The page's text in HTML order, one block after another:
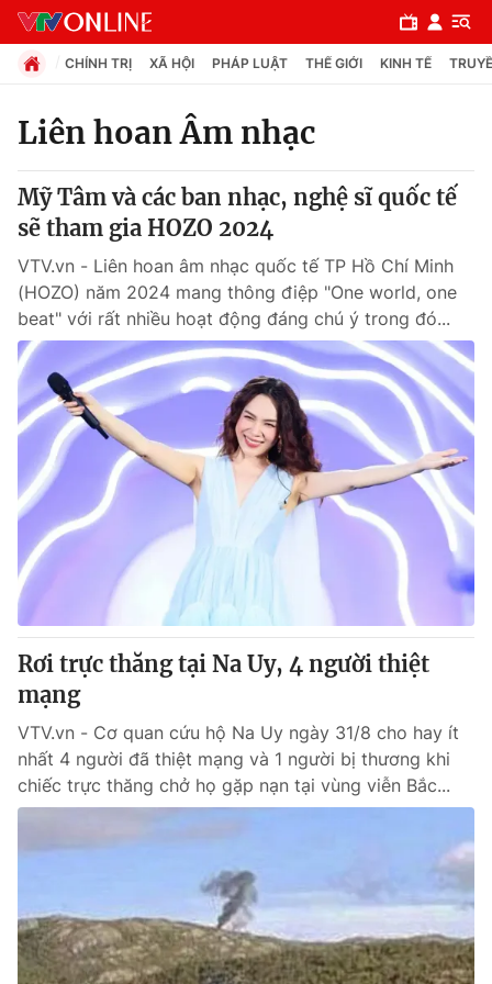
Chuyên mục
Chính trị
Xã hội
Pháp luật
Y tế
Thế giới
Tin tức
Thế giới đó đây
Câu chuyện quốc tế
Kinh tế
Tài chính
Thị trường
Góc doanh nghiệp
Dữ liệu và đời sống
Truyền hình
Phim VTV
Hậu trường
Nhân vật
Giải trí
Điện ảnh
Sao
Đời sống
Chất lượng cuộc sống
Giáo dục
Học trực tuyến
Công nghệ
Hitech Công nghệ tương lai
CHÍNH TRỊ XÃ HỘI PHÁP LUẬT THẾ GIỚI KINH TẾ
Liên hoan Âm nhạc
Mỹ Tâm và các ban nhạc, nghệ sĩ quốc tế
sẽ tham gia HOZO 2024
VTV.vn - Liên hoan âm nhạc quốc tế TP Hồ Chí Minh
(HOZO) năm 2024 mang thông điệp "One world, one
beat" với rất nhiều hoạt động đáng chú ý trong đó...
Rơi trực thăng tại Na Uy, 4 người thiệt
mạng
VTV.vn - Cơ quan cứu hộ Na Uy ngày 31/8 cho hay ít
nhất 4 người đã thiệt mạng và 1 người bị thương khi
chiếc trực thăng chở họ gặp nạn tại vùng viễn Bắc...